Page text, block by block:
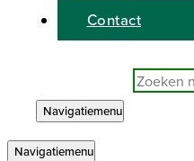
Contact
Navigatiemenu
Navigatiemenu